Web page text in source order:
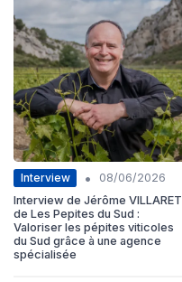
Interview •
08/06/2026
Interview de Jérôme VILLARET
de Les Pepites du Sud :
Valoriser les pépites viticoles
du Sud grâce à une agence
spécialisée